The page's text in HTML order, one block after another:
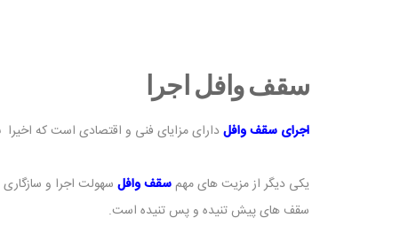
سقف وافل اجرا
اجرای سقف وافلدارای مزایای فنی و اقتصادی است که
یکی دیگر از مزیت های مهم سقف وافل سهولت اجرا و
سقف های پیش تنیده و پس تنیده است.